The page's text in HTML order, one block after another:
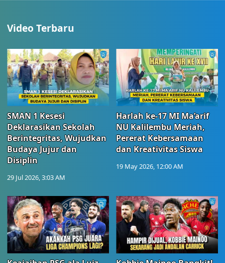
Video Terbaru
SMAN 1 Kesesi
Deklarasikan Sekolah
Berintegritas, Wujudkan
Budaya Jujur dan
Disiplin
29 Jul 2026, 3:03 AM
Harlah ke-17 MI Ma’arif
NU Kalilembu Meriah,
Pererat Kebersamaan
dan Kreativitas Siswa
19 May 2026, 12:00 AM